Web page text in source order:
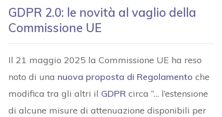
GDPR 2.0: le novità al vaglio della
Commissione UE
Il 21 maggio 2025 la Commissione UE ha reso
noto di una nuova proposta di Regolamento che
modifica tra gli altri il GDPR circa “… l’estensione
di alcune misure di attenuazione disponibili per